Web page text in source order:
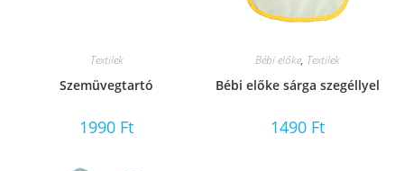
Textilek
Szemüvegtartó
1990 Ft
Bébi előke, Textilek
Bébi előke sárga szegéllyel
1490 Ft